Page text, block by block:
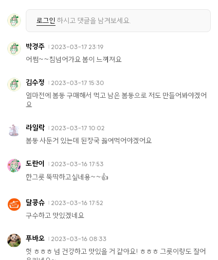
로그인 하시고 댓글을 남겨보세요.
박경주 2023-03-17 23:19
어쩜~~침넘어가요 봄이 느껴져요
김수정 2023-03-17 15:30
얼마전에 봄동 구매해서 먹고 남은 봄동으로 저도 만들어봐야겠어
요
라일락 2023-03-17 10:02
봄동 사둔거 있는데 된장국 끓여먹어야겠어요
도란이 2023-03-16 17:53
한그릇 뚝딱하고싶네용~~👍
달콩슈 2023-03-16 17:52
구수하고 맛있겠네요
푸바오 2023-03-16 08:33
헛 ㅎㅎㅎ 넘 건강하고 맛있을 거 같아요! ㅎㅎㅎ 그릇이랑도 잘어